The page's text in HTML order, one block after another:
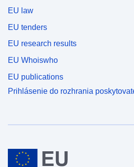
EU law
EU tenders
EU research results
EU Whoiswho
EU publications
Prihlásenie do rozhrania